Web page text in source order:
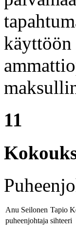
käyttöön
11
Anu Seilonen Tapio
puheenjohtaja sihteeri